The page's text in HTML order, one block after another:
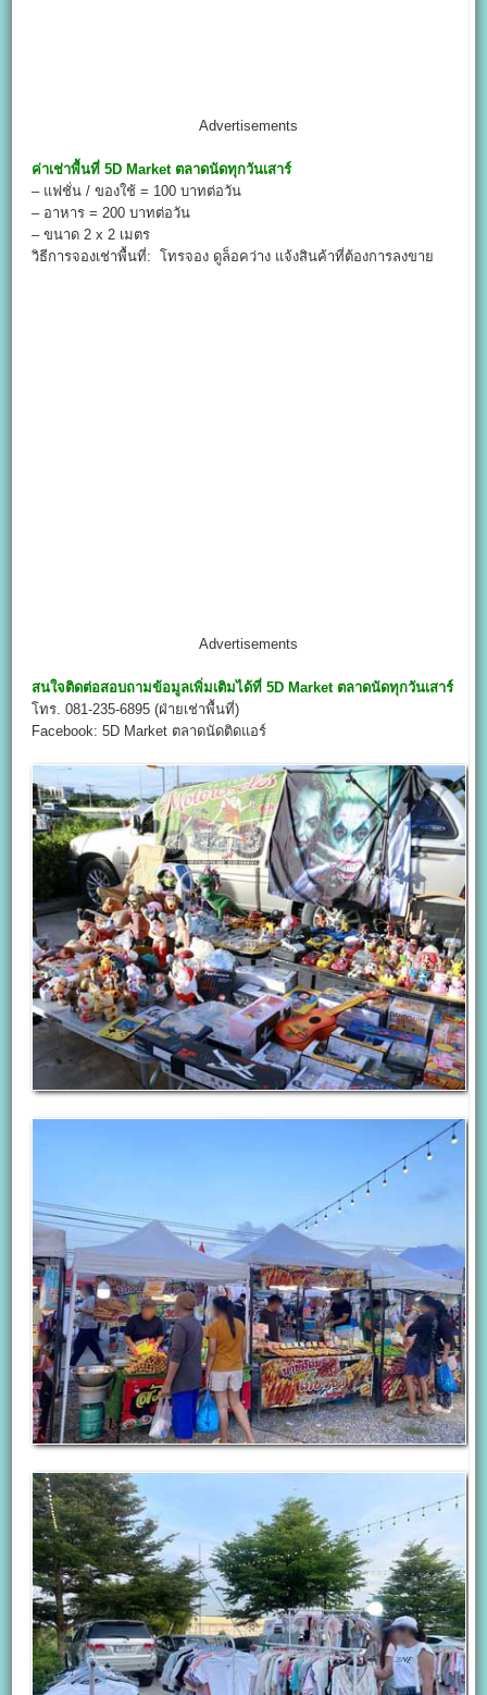
Advertisements
ค่าเช่าพื้นที่ 5D Market ตลาดนัดทุกวันเสาร์
– แฟชั่น / ของใช้ = 100 บาทต่อวัน
– อาหาร = 200 บาทต่อวัน
– ขนาด 2 x 2 เมตร
วิธีการจองเช่าพื้นที่: โทรจอง ดูล็อคว่าง แจ้งสินค้าที่ต้องการลงขาย
Advertisements
สนใจติดต่อสอบถามข้อมูลเพิ่มเติมได้ที่ 5D Market ตลาดนัดทุกวันเสาร์
โทร. 081-235-6895 (ฝ่ายเช่าพื้นที่)
Facebook: 5D Market ตลาดนัดติดแอร์